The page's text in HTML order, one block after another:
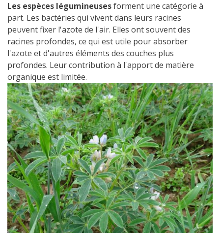
Les espèces légumineusesforment une catégorie à
part. Les bactéries qui vivent dans leurs racines
peuvent fixer l'azote de l'air. Elles ont souvent des
racines profondes, ce qui est utile pour absorber
l'azote et d'autres éléments des couches plus
profondes. Leur contribution à l'apport de matière
organique est limitée.